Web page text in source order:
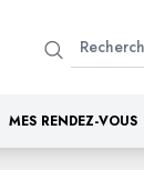
MES RENDEZ-VOUS